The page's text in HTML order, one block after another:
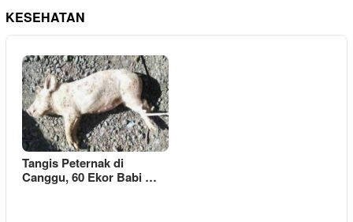
KESEHATAN
Tangis Peternak di
Canggu, 60 Ekor Babi …